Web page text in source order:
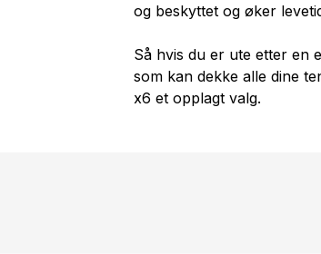
og beskyttet og øker
Så hvis du er ute etter en
som kan dekke alle dine
x6 et opplagt valg.